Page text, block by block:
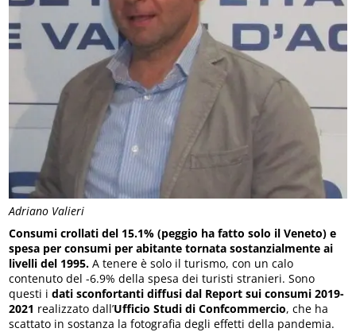
Adriano Valieri
Consumi crollati del 15.1% (peggio ha fatto solo il Veneto) e
spesa per consumi per abitante tornata sostanzialmente ai
livelli del 1995. A tenere è solo il turismo, con un calo
contenuto del -6.9% della spesa dei turisti stranieri. Sono
questi idati sconfortanti diffusi dal Report sui consumi 2019-
2021 realizzato dall’Ufficio Studi di Confcommercio, che ha
scattato in sostanza la fotografia degli effetti della pandemia.